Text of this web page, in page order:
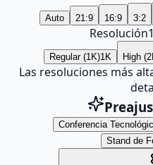
Auto 21:9 16:9 3:2
Resolución
Regular (1K)1K High
Las resoluciones más
Conferencia
Stand de